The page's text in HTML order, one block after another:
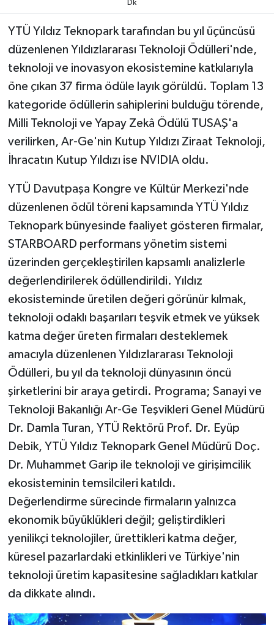
Dk
YTÜ Yıldız Teknopark tarafından bu yıl üçüncüsü
düzenlenen Yıldızlararası Teknoloji Ödülleri'nde,
teknoloji ve inovasyon ekosistemine katkılarıyla
öne çıkan 37 firma ödüle layık görüldü. Toplam 13
kategoride ödüllerin sahiplerini bulduğu törende,
Milli Teknoloji ve Yapay Zekâ Ödülü TUSAŞ'a
verilirken, Ar-Ge'nin Kutup Yıldızı Ziraat Teknoloji,
İhracatın Kutup Yıldızı ise NVIDIA oldu.
YTÜ Davutpaşa Kongre ve Kültür Merkezi'nde
düzenlenen ödül töreni kapsamında YTÜ Yıldız
Teknopark bünyesinde faaliyet gösteren firmalar,
STARBOARD performans yönetim sistemi
üzerinden gerçekleştirilen kapsamlı analizlerle
değerlendirilerek ödüllendirildi. Yıldız
ekosisteminde üretilen değeri görünür kılmak,
teknoloji odaklı başarıları teşvik etmek ve yüksek
katma değer üreten firmaları desteklemek
amacıyla düzenlenen Yıldızlararası Teknoloji
Ödülleri, bu yıl da teknoloji dünyasının öncü
şirketlerini bir araya getirdi. Programa; Sanayi ve
Teknoloji Bakanlığı Ar-Ge Teşvikleri Genel Müdürü
Dr. Damla Turan, YTÜ Rektörü Prof. Dr. Eyüp
Debik, YTÜ Yıldız Teknopark Genel Müdürü Doç.
Dr. Muhammet Garip ile teknoloji ve girişimcilik
ekosisteminin temsilcileri katıldı.
Değerlendirme sürecinde firmaların yalnızca
ekonomik büyüklükleri değil; geliştirdikleri
yenilikçi teknolojiler, ürettikleri katma değer,
küresel pazarlardaki etkinlikleri ve Türkiye'nin
teknoloji üretim kapasitesine sağladıkları katkılar
da dikkate alındı.